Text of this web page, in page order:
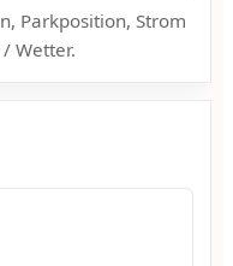
Parkposition, Strom
Wetter.